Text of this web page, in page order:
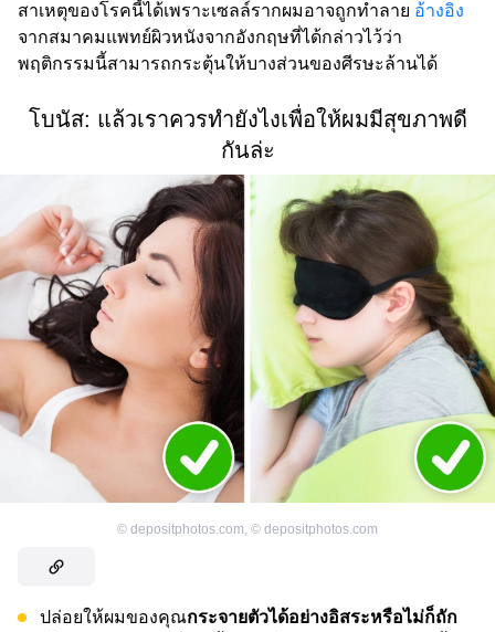
สาเหตุของโรคนี้ได้เพราะเซลล์รากผมอาจถูกทำลาย อ้างอิง
จากสมาคมแพทย์ผิวหนังจากอังกฤษที่ได้กล่าวไว้ว่า
พฤติกรรมนี้สามารถกระตุ้นให้บางส่วนของศีรษะล้านได้
โบนัส: แล้วเราควรทำยังไงเพื่อให้ผมมีสุขภาพดี
กันล่ะ
© depositphotos.com, © depositphotos.com
ปล่อยให้ผมของคุณกระจายตัวได้อย่างอิสระหรือไม่ก็ถัก